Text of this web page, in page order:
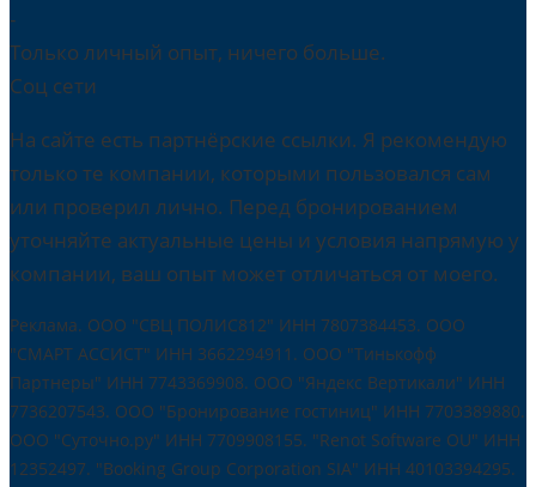
-
Только личный опыт, ничего больше.
Соц сети
На сайте есть партнёрские ссылки. Я рекомендую
только те компании, которыми пользовался сам
или проверил лично. Перед бронированием
уточняйте актуальные цены и условия напрямую у
компании, ваш опыт может отличаться от моего.
Реклама. ООО "СВЦ ПОЛИС812" ИНН 7807384453. ООО
"СМАРТ АССИСТ" ИНН 3662294911. ООО "Тинькофф
Партнеры" ИНН 7743369908. ООО "Яндекс Вертикали" ИНН
7736207543. ООО "Бронирование гостиниц" ИНН 7703389880.
ООО "Суточно.ру" ИНН 7709908155. "Renot Software OU" ИНН
12352497. "Booking Group Corporation SIA" ИНН 40103394295.